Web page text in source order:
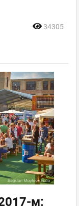
34305
м: